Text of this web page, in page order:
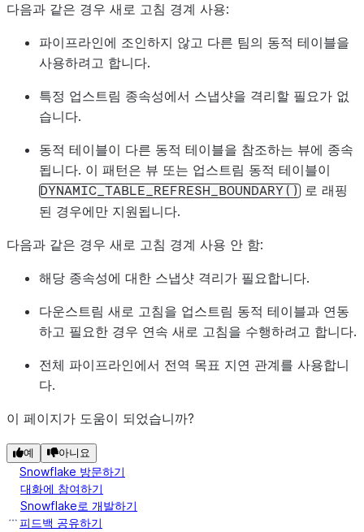
다음과 같은 경우 새로 고침 경계 사용:
파이프라인에 조인하지 않고 다른 팀의 동적 테이블을
사용하려고 합니다.
특정 업스트림 종속성에서 스냅샷을 격리할 필요가 없
습니다.
동적 테이블이 다른 동적 테이블을 참조하는 뷰에 종속
됩니다. 이 패턴은 뷰 또는 업스트림 동적 테이블이
DYNAMIC_TABLE_REFRESH_BOUNDARY() 로 래핑
된 경우에만 지원됩니다.
다음과 같은 경우 새로 고침 경계 사용 안 함:
해당 종속성에 대한 스냅샷 격리가 필요합니다.
다운스트림 새로 고침을 업스트림 동적 테이블과 연동
하고 필요한 경우 연속 새로 고침을 수행하려고 합니다.
전체 파이프라인에서 전역 목표 지연 관계를 사용합니
다.
이 페이지가 도움이 되었습니까?
예 아니요
Snowflake 방문하기
대화에 참여하기
Snowflake로 개발하기
피드백 공유하기